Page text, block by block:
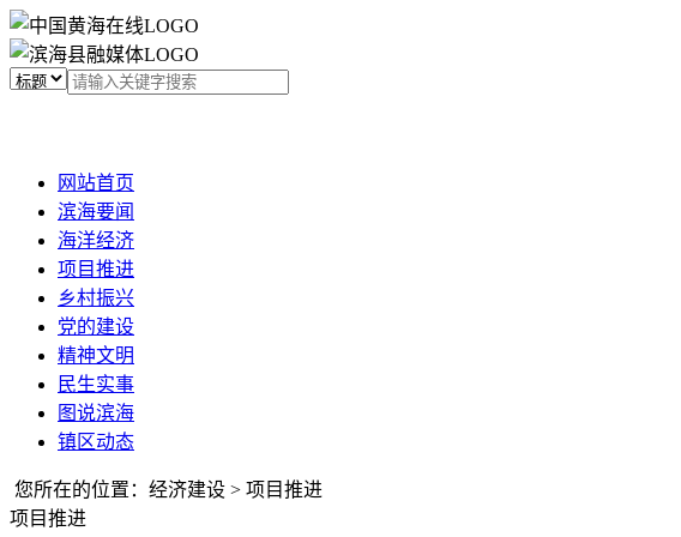
网站首页
滨海要闻
海洋经济
项目推进
乡村振兴
党的建设
精神文明
民生实事
图说滨海
镇区动态
您所在的位置：经济建设 > 项目推进
项目推进